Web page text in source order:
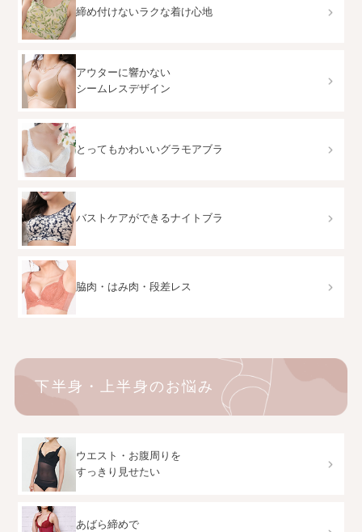
締め付けないラクな着け心地
アウターに響かない
シームレスデザイン
とってもかわいいグラモアブラ
バストケアができるナイトブラ
脇肉・はみ肉・段差レス
下半身・上半身のお悩み
ウエスト・お腹周りを
すっきり見せたい
あばら締めで